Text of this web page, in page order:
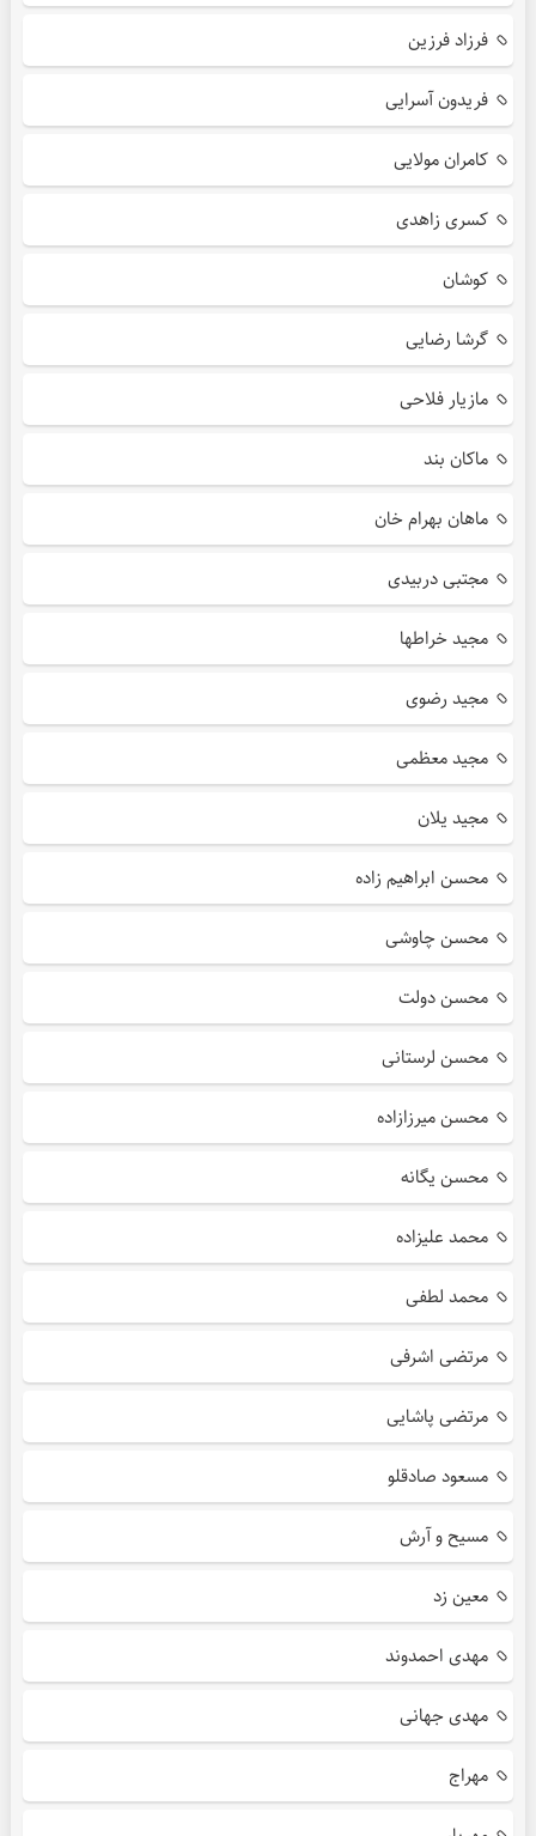
فرزاد فرزین
فریدون آسرایی
کامران مولایی
کسری زاهدی
کوشان
گرشا رضایی
مازیار فلاحی
ماکان بند
ماهان بهرام خان
مجتبی دربیدی
مجید خراطها
مجید رضوی
مجید معظمی
مجید یلان
محسن ابراهیم زاده
محسن چاوشی
محسن دولت
محسن لرستانی
محسن میرزازاده
محسن یگانه
محمد علیزاده
محمد لطفی
مرتضی اشرفی
مرتضی پاشایی
مسعود صادقلو
مسیح و آرش
معین زد
مهدی احمدوند
مهدی جهانی
مهراج